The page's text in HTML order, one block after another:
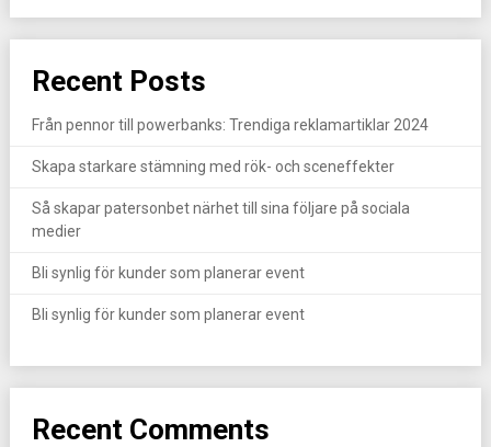
Recent Posts
Från pennor till powerbanks: Trendiga reklamartiklar 2024
Skapa starkare stämning med rök- och sceneffekter
Så skapar patersonbet närhet till sina följare på sociala
medier
Bli synlig för kunder som planerar event
Bli synlig för kunder som planerar event
Recent Comments